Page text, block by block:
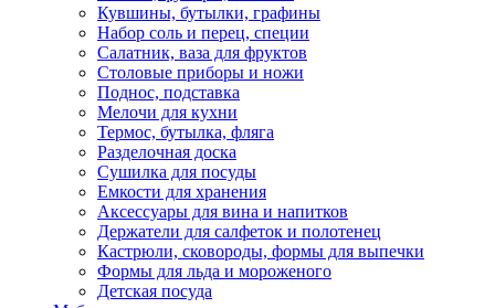
Кувшины, бутылки, графины
Набор соль и перец, специи
Салатник, ваза для фруктов
Столовые приборы и ножи
Поднос, подставка
Мелочи для кухни
Термос, бутылка, фляга
Разделочная доска
Сушилка для посуды
Емкости для хранения
Аксессуары для вина и напитков
Держатели для салфеток и полотенец
Кастрюли, сковороды, формы для выпечки
Формы для льда и мороженого
Детская посуда